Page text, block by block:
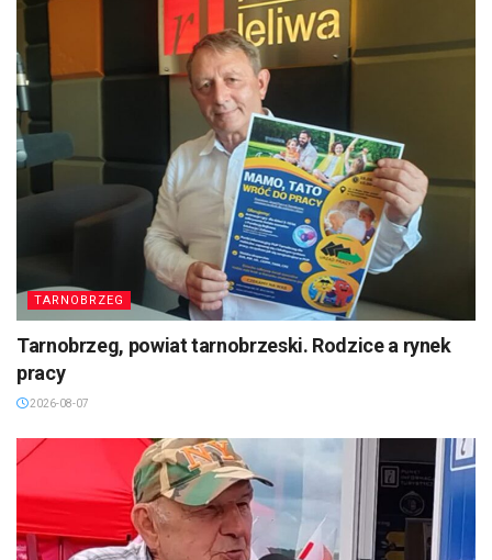
TARNOBRZEG
Tarnobrzeg, powiat tarnobrzeski. Rodzice a rynek
pracy
2026-08-07